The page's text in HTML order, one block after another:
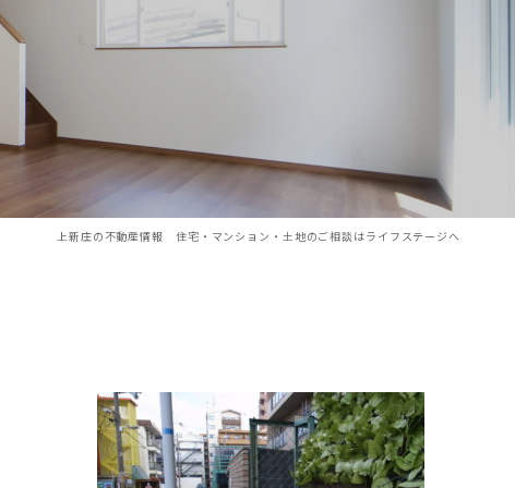
上新庄の不動産情報 住宅・マンション・土地のご相談はライフステージへ